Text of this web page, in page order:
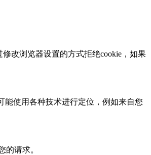
改浏览器设置的方式拒绝cookie，如果
使用各种技术进行定位，例如来自您
的请求。